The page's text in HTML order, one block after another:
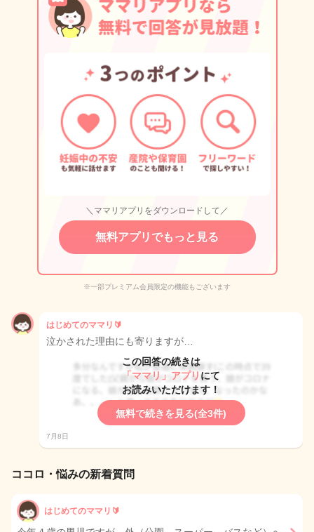
＼ママリアプリをダウンロードして／
無料アプリでもっと見る
※一部プレミアム会員限定の機能もございます
はじめてのママリ🔰
泣かされた理由にも寄りますが…
この回答の続きは
「ママリ」アプリ にて
お読みいただけます！
無料で続きを見る(全3件)
7月8日
ココロ・悩みの新着質問
はじめてのママリ🔰